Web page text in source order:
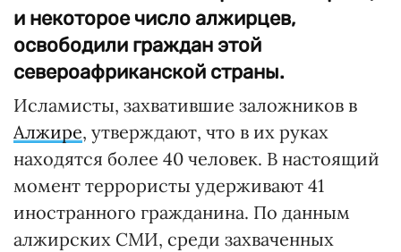
и некоторое число алжирцев,
освободили граждан этой
североафриканской страны.
Исламисты, захватившие заложников в
Алжире, утверждают, что в их руках
находятся более 40 человек. В настоящий
момент террористы удерживают 41
иностранного гражданина. По данным
алжирских СМИ, среди захваченных